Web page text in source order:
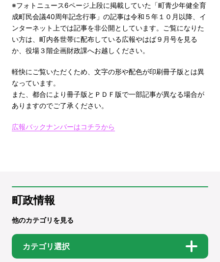
※フォトニュース6ページ上段に掲載していた「町青少年健全育
成町民会議40周年記念行事」の記事は令和５年１０月以降、イ
ンターネット上では記事を非公開としています。ご覧になりた
い方は、町内各世帯に配布している広報やはば９月号を見る
か、役場３階企画財政課へお越しください。
軽快にご覧いただくため、文字の形や配色が印刷冊子版とは異
なっています。
また、都合により冊子版とＰＤＦ版で一部記事が異なる場合が
ありますのでご了承ください。
広報バックナンバーはコチラから
町政情報
他のカテゴリを見る
カテゴリ選択